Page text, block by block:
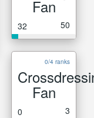
Fan
32 50
0/4 ranks
Fan
0 3